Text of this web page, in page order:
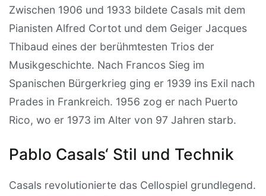
Zwischen 1906 und 1933 bildete Casals mit dem
Pianisten Alfred Cortot und dem Geiger Jacques
Thibaud eines der berühmtesten Trios der
Musikgeschichte. Nach Francos Sieg im
Spanischen Bürgerkrieg ging er 1939 ins Exil nach
Prades in Frankreich. 1956 zog er nach Puerto
Rico, wo er 1973 im Alter von 97 Jahren starb.
Pablo Casals‘ Stil und Technik
Casals revolutionierte das Cellospiel grundlegend.